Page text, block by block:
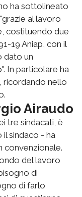
ha sottolineato
al lavoro
costituendo due
19 Aniap, con il
dato un
In particolare ha
ricordando nello
Airaudo
tre sindacati, è
il sindaco - ha
convenzionale.
del lavoro
di
di farlo